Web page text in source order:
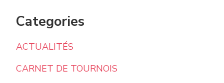
Categories
ACTUALITÉS
CARNET DE TOURNOIS